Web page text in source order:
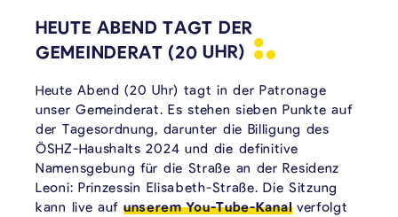
HEUTE ABEND TAGT DER
GEMEINDERAT (20UHR)
Heute Abend (20 Uhr) tagt in der Patronage
unser Gemeinderat. Es stehen sieben Punkte auf
der Tagesordnung, darunter die Billigung des
ÖSHZ-Haushalts 2024 und die definitive
Namensgebung für die Straße an der Residenz
Leoni: Prinzessin Elisabeth-Straße. Die Sitzung
kann live auf unserem You-Tube-Kanal verfolgt